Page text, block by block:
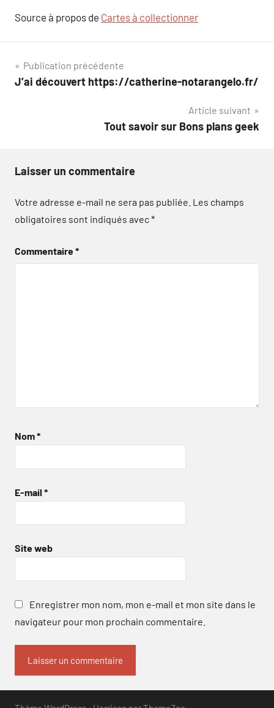
Source à propos de Cartes à collectionner
Navigation
de
Publication précédente
J’ai découvert https://catherine-notarangelo.fr/
Article suivant
Tout savoir sur Bons plans geek
Laisser un commentaire
Votre adresse e-mail ne sera pas publiée. Les champs
obligatoires sont indiqués avec*
Commentaire*
Nom*
E-mail *
Site web
Enregistrer mon nom, mon e-mail et mon site dans le
navigateur pour mon prochain commentaire.